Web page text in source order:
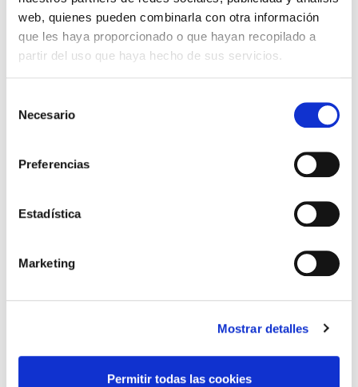
web, quienes pueden combinarla con otra información
que les haya proporcionado o que hayan recopilado a
partir del uso que haya hecho de sus servicios.
Necesario
Preferencias
Estadística
Marketing
Mostrar detalles
Permitir todas las cookies
Conducción de agua y saneamiento con
presión. EN 12201-1, -2, -3, -5 / ISO 4427
Estanquidad bajo presión negativa
constante
Estanquidad con presión hidráulica interior para
Resistencia a la tracción y tipo de fallo en
Decohesión de uniones por electrofusión
Dimensionales: